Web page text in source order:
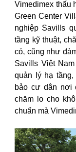
Vimedimex thấu
Green Center
nghiệp Savills
tầng kỹ thuật,
cỏ, cũng như
Savills Việt
quản lý hạ tầng,
bảo cư dân nơi
chăm lo cho
chuẩn mà